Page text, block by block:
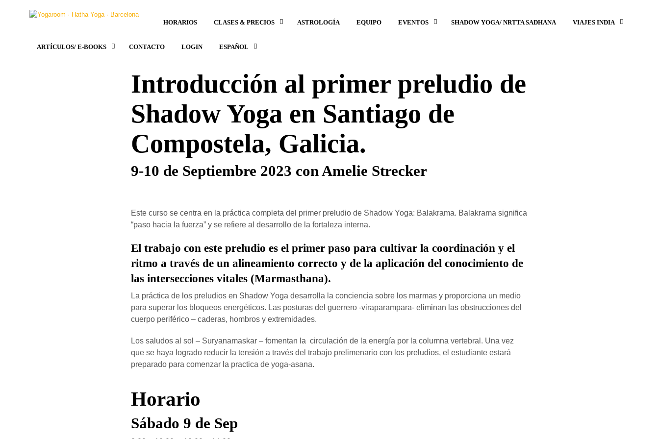
HORARIOS CLASES & PRECIOS ASTROLOGÍA EQUIPO EVENTOS SHADOW YOGA/ NRTTA SADHANA VIAJES INDIA
ARTÍCULOS/ E-BOOKS CONTACTO LOGIN ESPAÑOL
Introducción al primer preludio de
Shadow Yoga en Santiago de
Compostela, Galicia.
9-10 de Septiembre 2023 con Amelie Strecker
Este curso se centra en la práctica completa del primer preludio de Shadow Yoga: Balakrama. Balakrama significa
“paso hacia la fuerza” y se refiere al desarrollo de la fortaleza interna.
El trabajo con este preludio es el primer paso para cultivar la coordinación y el
ritmo a través de un alineamiento correcto y de la aplicación del conocimiento de
las intersecciones vitales (Marmasthana).
La práctica de los preludios en Shadow Yoga desarrolla la conciencia sobre los marmas y proporciona un medio
para superar los bloqueos energéticos. Las posturas del guerrero -viraparampara- eliminan las obstrucciones del
cuerpo periférico – caderas, hombros y extremidades.
Los saludos al sol – Suryanamaskar – fomentan la circulación de la energía por la columna vertebral. Una vez
que se haya logrado reducir la tensión a través del trabajo prelimenario con los preludios, el estudiante estará
preparado para comenzar la practica de yoga-asana.
Horario
Sábado 9 de Sep